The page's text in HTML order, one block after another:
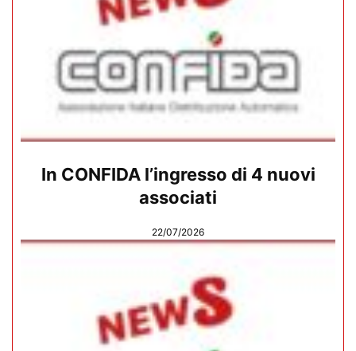
In CONFIDA l’ingresso di 4 nuovi
associati
22/07/2026